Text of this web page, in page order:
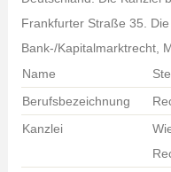
Frankfurter Straße 35.
Bank-/Kapitalmarktrecht,
Name
Berufsbezeichnung
Kanzlei